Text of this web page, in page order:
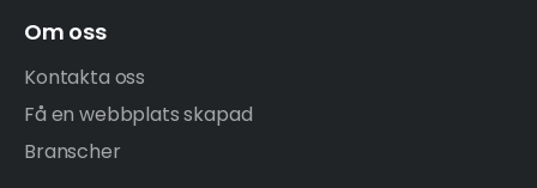
Om oss
Kontakta oss
Få en webbplats skapad
Branscher